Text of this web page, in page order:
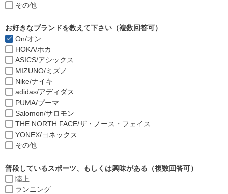
その他
お好きなブランドを教えて下さい（複数回答可）
On/オン
HOKA/ホカ
ASICS/アシックス
MIZUNO/ミズノ
Nike/ナイキ
adidas/アディダス
PUMA/プーマ
Salomon/サロモン
THE NORTH FACE/ザ・ノース・フェイス
YONEX/ヨネックス
その他
普段しているスポーツ、もしくは興味がある（複数回答可）
陸上
ランニング